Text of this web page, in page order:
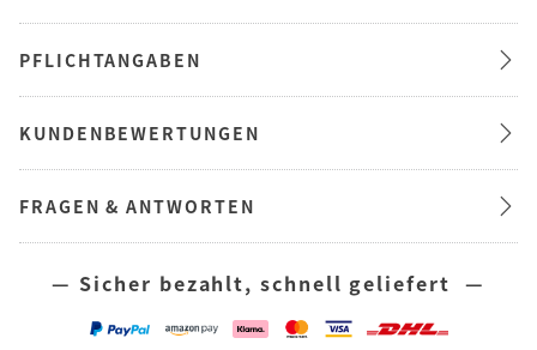
PFLICHTANGABEN
KUNDENBEWERTUNGEN
FRAGEN & ANTWORTEN
— Sicher bezahlt, schnell geliefert —